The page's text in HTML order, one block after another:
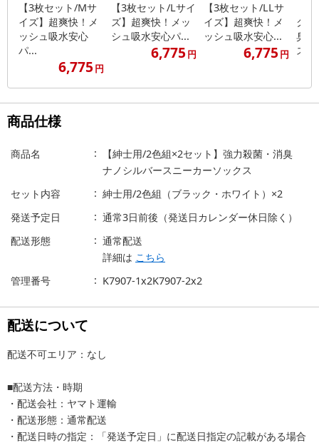
【3枚セット/Mサ
イズ】超爽快！メ
ッシュ吸水安心
パ...
6,775 円
【3枚セット/Lサイ
ズ】超爽快！メッ
シュ吸水安心パ...
6,775 円
【3枚セット/LLサ
イズ】超爽快！メ
ッシュ吸水安心...
6,775 円
ク
臭
ス...
商品仕様
商品名
【紳士用/2色組×2セット】強力殺菌・消臭
ナノシルバースニーカーソックス
セット内容
紳士用/2色組（ブラック・ホワイト）×2
発送予定日
通常3日前後（発送日カレンダー休日除く）
配送形態
通常配送
詳細は こちら
管理番号
K7907-1x2K7907-2x2
配送について
配送不可エリア：なし
■配送方法・時期
・配送会社：ヤマト運輸
・配送形態：通常配送
・配送日時の指定：「発送予定日」に配送日指定の記載がある場合